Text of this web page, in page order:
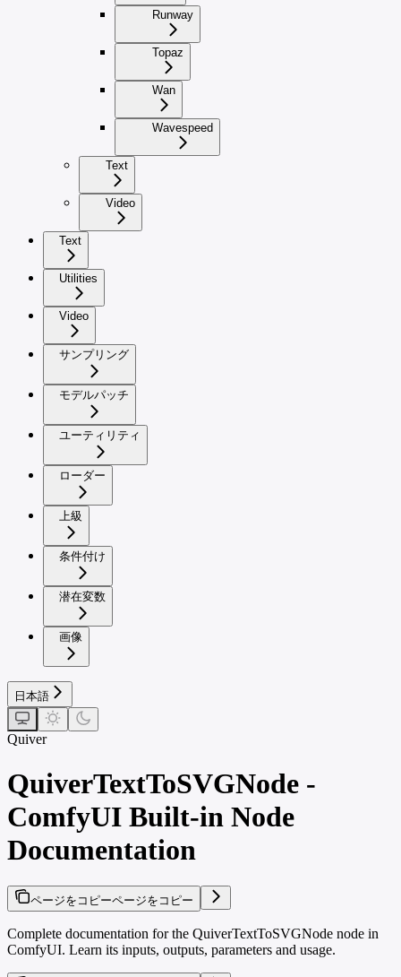
Runway
Topaz
Wan
Wavespeed
Text
Video
Text
Utilities
Video
サンプリング
モデルパッチ
ユーティリティ
ローダー
上級
条件付け
潜在変数
画像
日本語
Quiver
QuiverTextToSVGNode -
ComfyUI Built-in Node
Documentation
ページをコピーページをコピー
Complete documentation for the QuiverTextToSVGNode node in
ComfyUI. Learn its inputs, outputs, parameters and usage.